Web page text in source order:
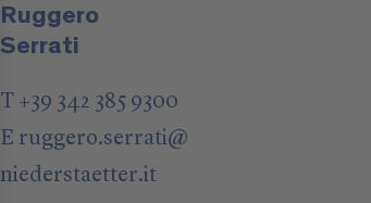
Ruggero
Serrati
T +39 342 385 9300
E ruggero.serrati@
niederstaetter.it